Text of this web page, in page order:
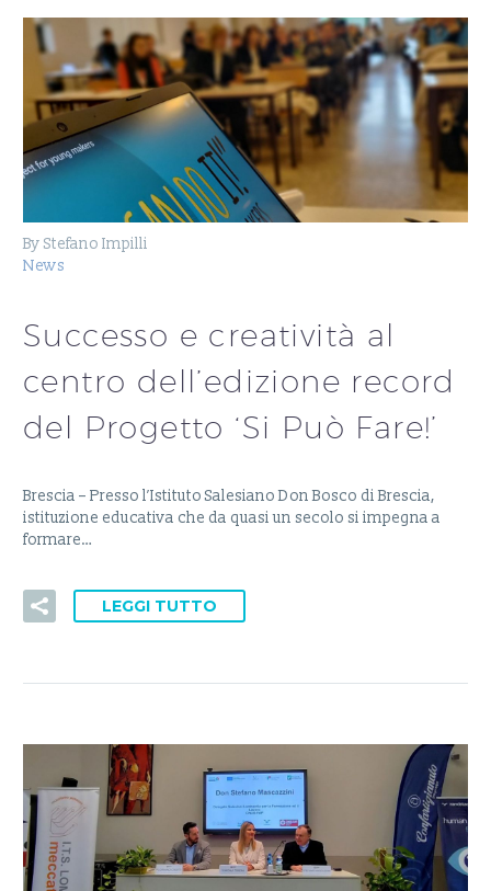
By Stefano Impilli
News
Successo e creatività al
centro dell’edizione record
del Progetto ‘Si Può Fare!’
Brescia – Presso l’Istituto Salesiano Don Bosco di Brescia,
istituzione educativa che da quasi un secolo si impegna a
formare…
LEGGI TUTTO